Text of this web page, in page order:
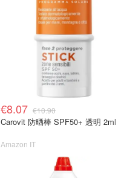
€8.07 €10.90
Carovit 防晒棒 SPF50+ 透明 2ml
Amazon IT